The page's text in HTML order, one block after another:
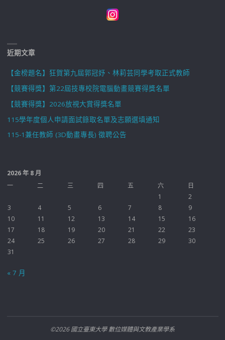
近期文章
【金榜題名】狂賀第九屆郭冠妤、林莉芸同學考取正式教師
【競賽得獎】第22屆技專校院電腦動畫競賽得獎名單
【競賽得獎】2026放視大賞得獎名單
115學年度個人申請面試錄取名單及志願選填通知
115-1兼任教師 (3D動畫專長) 徵聘公告
2026 年 8 月
一
二 三 四 五 六
日
1
2
3
4 5 6 7 8
9
10
11 12 13 14 15
16
17
18 19 20 21 22
23
24
25 26 27 28 29
30
31
« 7 月
©2026 國立臺東大學 數位媒體與文教產業學系